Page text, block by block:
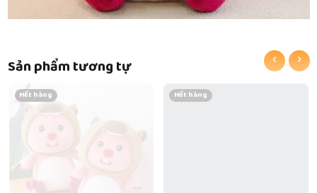
Sản phẩm tương tự
Hết hàng Hết hàng
‹ ›